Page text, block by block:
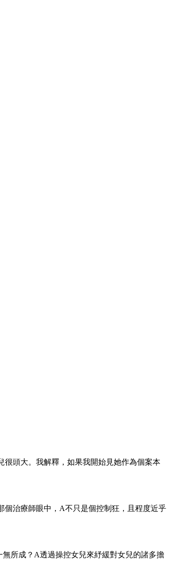
頭大。我解釋，如果我開始見她作為個案本
個治療師眼中，A不只是個控制狂，且程度近乎
所成？A透過操控女兒來紓緩對女兒的諸多擔